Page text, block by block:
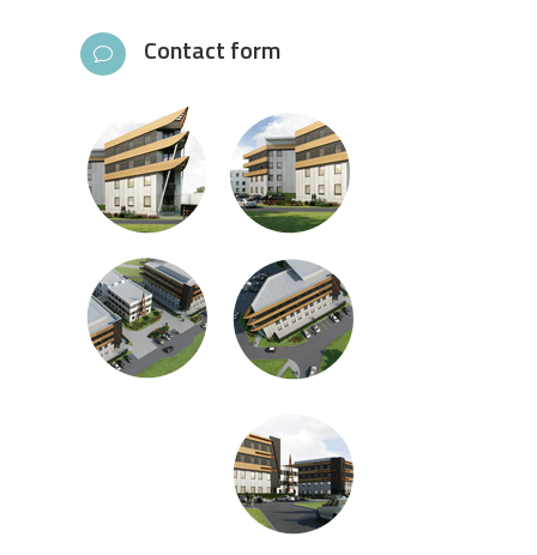
v Contact form